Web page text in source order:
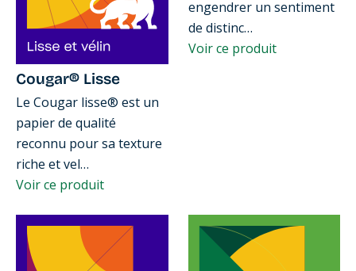
Cougar® Lisse
Le Cougar lisse® est un
papier de qualité
reconnu pour sa texture
riche et vel…
Voir ce produit
engendrer un sentiment
de distinc…
Voir ce produit